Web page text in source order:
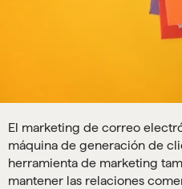
El marketing de correo
máquina de generación de
herramienta de marketing
mantener las relaciones